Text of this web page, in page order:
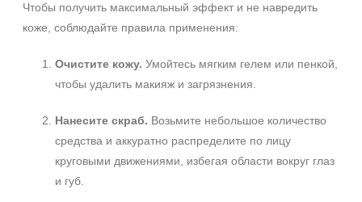
Чтобы получить максимальный эффект и не навредить
коже, соблюдайте правила применения:
Очистите кожу. Умойтесь мягким гелем или пенкой,
чтобы удалить макияж и загрязнения.
Нанесите скраб. Возьмите небольшое количество
средства и аккуратно распределите по лицу
круговыми движениями, избегая области вокруг глаз
и губ.